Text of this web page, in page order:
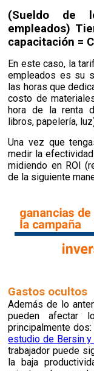
(Sueldo de
empleados)
capacitación =
En este caso, la
empleados es su
las horas que
costo de
hora de la renta
libros, papelería,
Una vez que
medir la
midiendo en ROI
de la siguiente
Gastos ocultos
Además de lo
pueden afectar
principalmente
estudio de Bersin
trabajador puede
la baja